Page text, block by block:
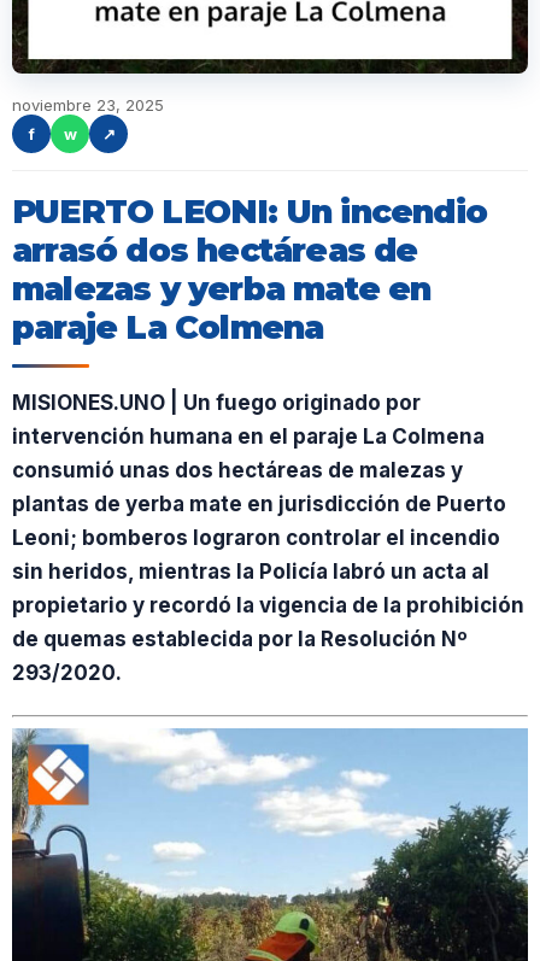
noviembre 23, 2025
f
w ↗
PUERTO LEONI: Un incendio
arrasó dos hectáreas de
malezas y yerba mate en
paraje La Colmena
MISIONES.UNO | Un fuego originado por
intervención humana en el paraje La Colmena
consumió unas dos hectáreas de malezas y
plantas de yerba mate en jurisdicción de Puerto
Leoni; bomberos lograron controlar el incendio
sin heridos, mientras la Policía labró un acta al
propietario y recordó la vigencia de la prohibición
de quemas establecida por la Resolución Nº
293/2020.